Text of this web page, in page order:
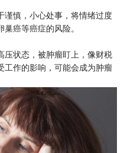
谨慎，小心处事，将情绪过度
癌等癌症的风险。
压状态，被肿瘤盯上，像财税
工作的影响，可能会成为肿瘤